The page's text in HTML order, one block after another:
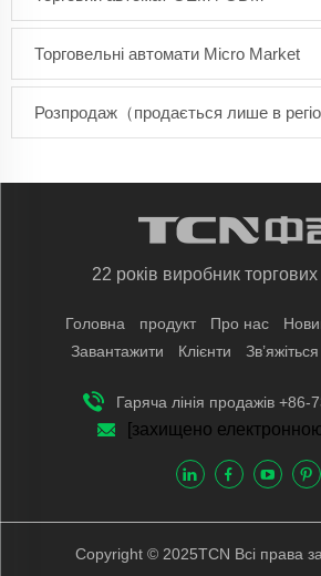
Торговельні автомати Micro Market
Розпродаж（продається лише в
22 років виробник
Головна продукт Про нас
Завантажити
Клієнти
Гаряча лінія продажів
[захищено
Copyright © 2025TCN Всі права